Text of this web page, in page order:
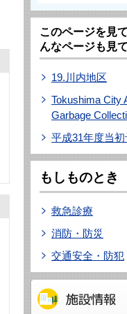
このページを見
んなページも見
19.川内地区
Tokushima City
Garbage
平成31年度当
もしものとき
救急診療
消防・防災
交通安全・防犯